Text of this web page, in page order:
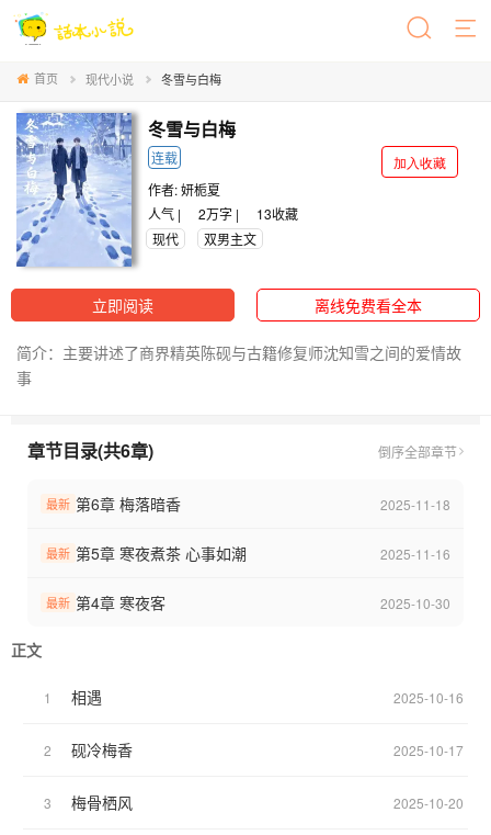
首页 现代小说 冬雪与白梅
冬雪与白梅
连载
加入收藏
作者:妍栀夏
人气 |
2万字 | 13收藏
现代
双男主文
立即阅读 离线免费看全本
简介：主要讲述了商界精英陈砚与古籍修复师沈知雪之间的爱情故
事
章节目录(共6章) 倒序全部章节
最新 第6章 梅落暗香 2025-11-18
最新 第5章 寒夜煮茶 心事如潮 2025-11-16
最新 第4章 寒夜客 2025-10-30
正文
1 相遇 2025-10-16
2 砚冷梅香 2025-10-17
3 梅骨栖风 2025-10-20